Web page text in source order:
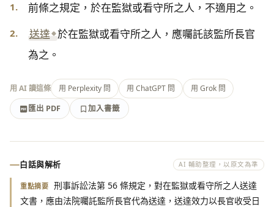
1. 前條之規定，於在監獄或看守所之人，不適用之。
2. 送達 於在監獄或看守所之人，應囑託該監所長官
為之。
用 AI 讀這條 用 Perplexity 問 用 ChatGPT 問
用 Grok 問
匯出 PDF
加入書籤
匯出 PDF
加入書籤
白話與解析 AI 輔助整理，以原文為準
重點摘要 刑事訴訟法第 56 條規定，對在監獄或看守所之人送達
文書，應由法院囑託監所長官代為送達，送達效力以長官收受日